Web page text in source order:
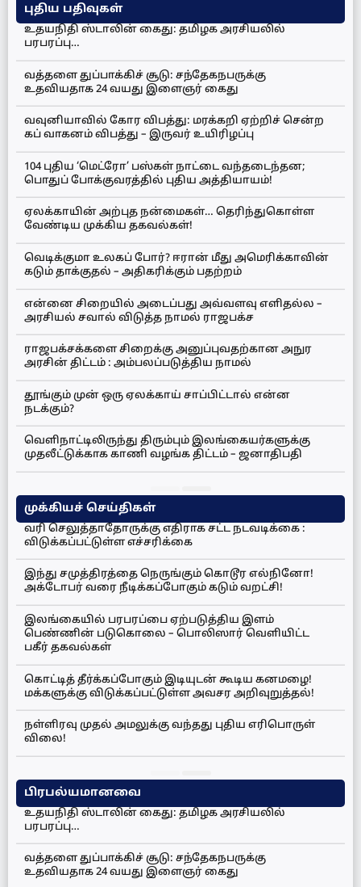
புதிய பதிவுகள்
உதயநிதி ஸ்டாலின் கைது: தமிழக அரசியலில்
பரபரப்பு…
வத்தளை துப்பாக்கிச் சூடு: சந்தேகநபருக்கு
உதவியதாக 24 வயது இளைஞர் கைது
வவுனியாவில் கோர விபத்து: மரக்கறி ஏற்றிச் சென்ற
கப் வாகனம் விபத்து – இருவர் உயிரிழப்பு
104 புதிய ‘மெட்ரோ’ பஸ்கள் நாட்டை வந்தடைந்தன;
பொதுப் போக்குவரத்தில் புதிய அத்தியாயம்!
ஏலக்காயின் அற்புத நன்மைகள்… தெரிந்துகொள்ள
வேண்டிய முக்கிய தகவல்கள்!
வெடிக்குமா உலகப் போர்? ஈரான் மீது அமெரிக்காவின்
கடும் தாக்குதல் – அதிகரிக்கும் பதற்றம்
என்னை சிறையில் அடைப்பது அவ்வளவு எளிதல்ல –
அரசியல் சவால் விடுத்த நாமல் ராஜபக்ச
ராஜபக்சக்களை சிறைக்கு அனுப்புவதற்கான அநுர
அரசின் திட்டம் : அம்பலப்படுத்திய நாமல்
தூங்கும் முன் ஒரு ஏலக்காய் சாப்பிட்டால் என்ன
நடக்கும்?
வெளிநாட்டிலிருந்து திரும்பும் இலங்கையர்களுக்கு
முதலீட்டுக்காக காணி வழங்க திட்டம் – ஜனாதிபதி
முக்கியச் செய்திகள்
வரி செலுத்தாதோருக்கு எதிராக சட்ட நடவடிக்கை :
விடுக்கப்பட்டுள்ள எச்சரிக்கை
இந்து சமுத்திரத்தை நெருங்கும் கொடூர எல்நினோ!
அக்டோபர் வரை நீடிக்கப்போகும் கடும் வறட்சி!
இலங்கையில் பரபரப்பை ஏற்படுத்திய இளம்
பெண்ணின் படுகொலை – பொலிஸார் வெளியிட்ட
பகீர் தகவல்கள்
கொட்டித் தீர்க்கப்போகும் இடியுடன் கூடிய கனமழை!
மக்களுக்கு விடுக்கப்பட்டுள்ள அவசர அறிவுறுத்தல்!
நள்ளிரவு முதல் அமலுக்கு வந்தது புதிய எரிபொருள்
விலை!
பிரபல்யமானவை
உதயநிதி ஸ்டாலின் கைது: தமிழக அரசியலில்
பரபரப்பு…
வத்தளை துப்பாக்கிச் சூடு: சந்தேகநபருக்கு
உதவியதாக 24 வயது இளைஞர் கைது